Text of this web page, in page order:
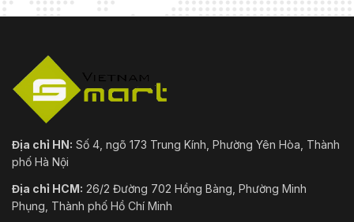
Địa chỉ HN: Số 4, ngõ 173 Trung Kính, Phường Yên Hòa, Thành
phố Hà Nội
Địa chỉ HCM: 26/2 Đường 702 Hồng Bàng, Phường Minh
Phụng, Thành phố Hồ Chí Minh